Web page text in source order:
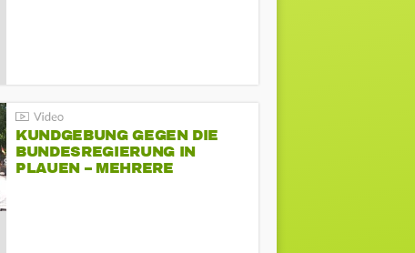
KUNDGEBUNG GEGEN DIE
BUNDESREGIERUNG IN
PLAUEN – MEHRERE